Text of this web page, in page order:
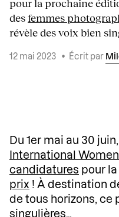
pour la prochaine
desfemmes
révèle des voix bien
12 mai 2023 • Écrit par
Du 1er mai au 30
International
candidatures pour
prix ! À destination
de tous horizons, ce
singulières…